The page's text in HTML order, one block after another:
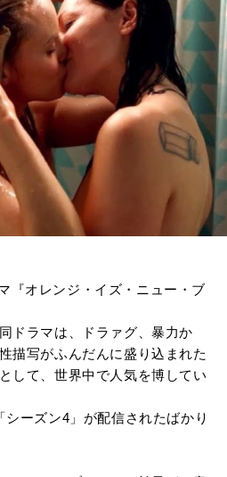
『オレンジ・イズ・ニュー・ブ
ドラマは、ドラァグ、暴力か
描写がふんだんに盛り込まれた
して、世界中で人気を博してい
ーズン4」が配信されたばかり